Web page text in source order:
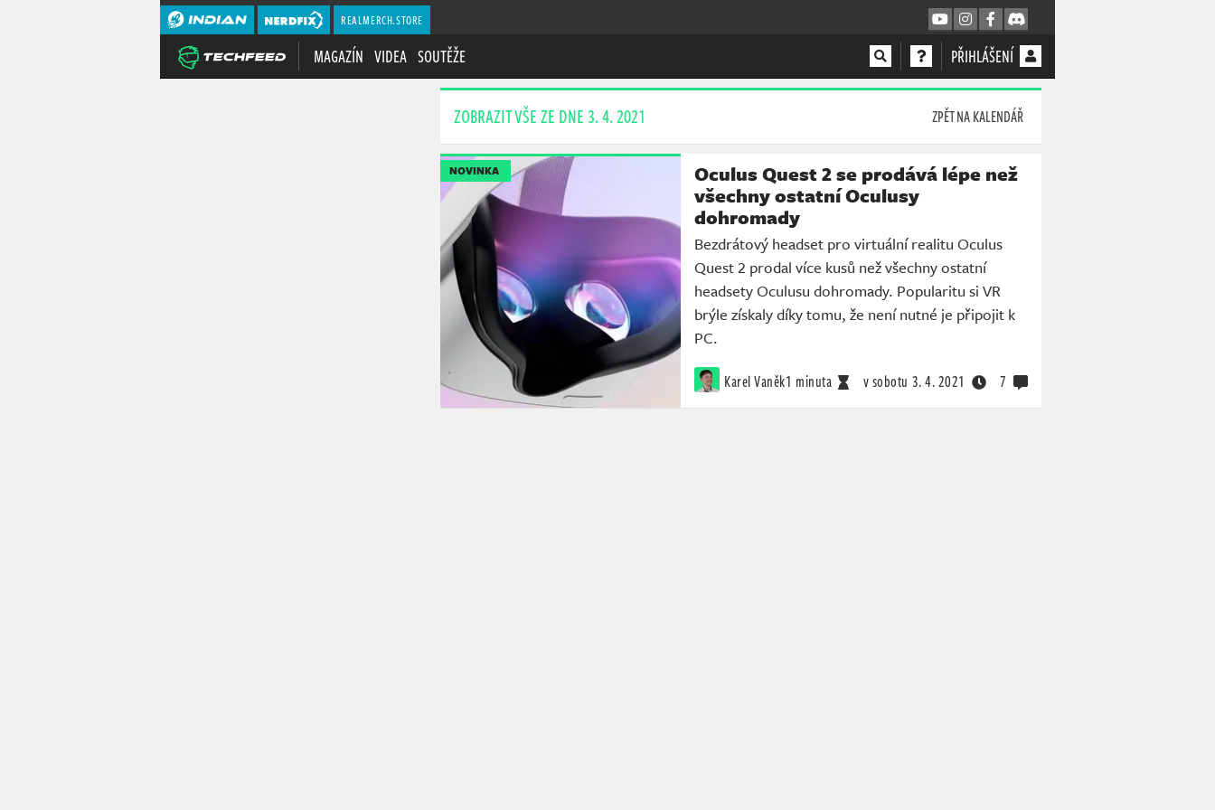
REALMERCH.STORE
MAGAZÍN VIDEA SOUTĚŽE PŘIHLÁŠENÍ
ZOBRAZIT VŠE ZE DNE 3. 4. 2021 ZPĚT NA KALENDÁŘ
NOVINKA
Oculus Quest 2 se prodává lépe než
všechny ostatní Oculusy
dohromady
Bezdrátový headset pro virtuální realitu Oculus
Quest 2 prodal více kusů než všechny ostatní
headsety Oculusu dohromady. Popularitu si VR
brýle získaly díky tomu, že není nutné je připojit k
PC.
Karel Vaněk1 minuta v sobotu 3. 4. 2021 7